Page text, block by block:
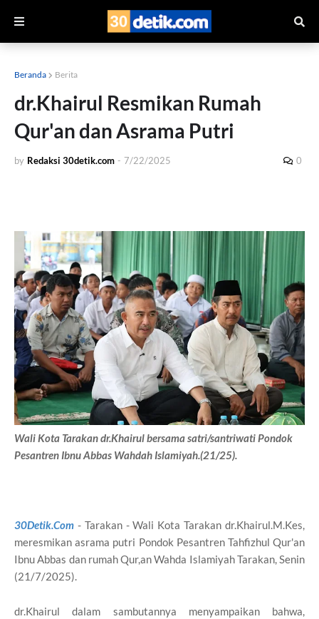
Beranda Berita
dr.Khairul Resmikan Rumah
Qur'an dan Asrama Putri
by Redaksi 30detik.com - 7/22/2025 0
Wali Kota Tarakan dr.Khairul bersama satri/santriwati Pondok
Pesantren Ibnu Abbas Wahdah Islamiyah.(21/25).
30Detik.Com - Tarakan - Wali Kota Tarakan dr.Khairul.M.Kes,
meresmikan asrama putri Pondok Pesantren Tahfizhul Qur'an
Ibnu Abbas dan rumah Qur,an Wahda Islamiyah Tarakan, Senin
(21/7/2025).
dr.Khairul dalam sambutannya menyampaikan bahwa,